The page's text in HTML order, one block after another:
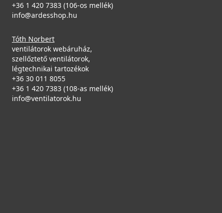
+36 1 420 7383 (106-os mellék)
info@ardesshop.hu
Tóth Norbert
ventilátorok webáruház,
szellőztető ventilátorok,
légtechnikai tartozékok
+36 30 011 8055
+36 1 420 7383 (108-as mellék)
info@ventilatorok.hu